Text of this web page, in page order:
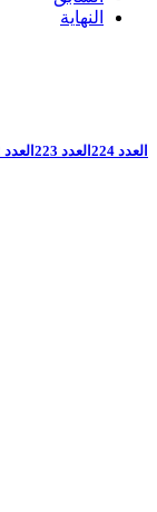
النهاية
العدد 224 العدد 223 العدد 222